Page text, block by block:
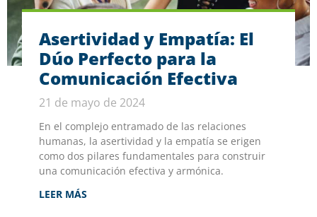
Asertividad y Empatía: El
Dúo Perfecto para la
Comunicación Efectiva
21 de mayo de 2024
En el complejo entramado de las relaciones
humanas, la asertividad y la empatía se erigen
como dos pilares fundamentales para construir
una comunicación efectiva y armónica.
LEER MÁS